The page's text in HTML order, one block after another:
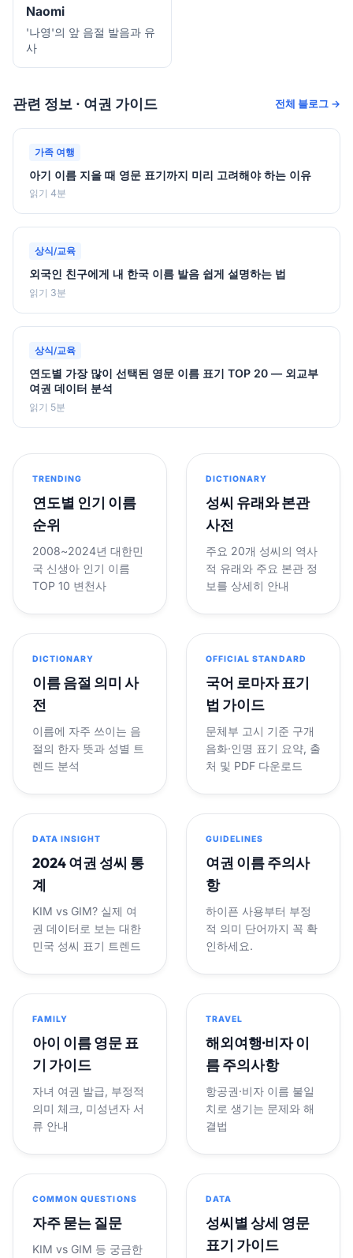
Naomi
'나영'의 앞 음절 발음과 유
사
관련 정보 · 여권 가이드 전체 블로그 →
가족 여행
아기 이름 지을 때 영문 표기까지 미리 고려해야 하는 이유
읽기 4분
상식/교육
외국인 친구에게 내 한국 이름 발음 쉽게 설명하는 법
읽기 3분
상식/교육
연도별 가장 많이 선택된 영문 이름 표기 TOP 20 — 외교부
여권 데이터 분석
읽기 5분
TRENDING
연도별 인기 이름
순위
2008~2024년 대한민
국 신생아 인기 이름
TOP 10 변천사
DICTIONARY
성씨 유래와 본관
사전
주요 20개 성씨의 역사
적 유래와 주요 본관 정
보를 상세히 안내
DICTIONARY
이름 음절 의미 사
전
이름에 자주 쓰이는 음
절의 한자 뜻과 성별 트
렌드 분석
OFFICIAL STANDARD
국어 로마자 표기
법 가이드
문체부 고시 기준 구개
음화·인명 표기 요약, 출
처 및 PDF 다운로드
DATA INSIGHT
2024 여권 성씨 통
계
KIM vs GIM? 실제 여
권 데이터로 보는 대한
민국 성씨 표기 트렌드
GUIDELINES
여권 이름 주의사
항
하이픈 사용부터 부정
적 의미 단어까지 꼭 확
인하세요.
FAMILY
아이 이름 영문 표
기 가이드
자녀 여권 발급, 부정적
의미 체크, 미성년자 서
류 안내
TRAVEL
해외여행·비자 이
름 주의사항
항공권·비자 이름 불일
치로 생기는 문제와 해
결법
COMMON QUESTIONS
자주 묻는 질문
KIM vs GIM 등 궁금한
DATA
성씨별 상세 영문
표기 가이드